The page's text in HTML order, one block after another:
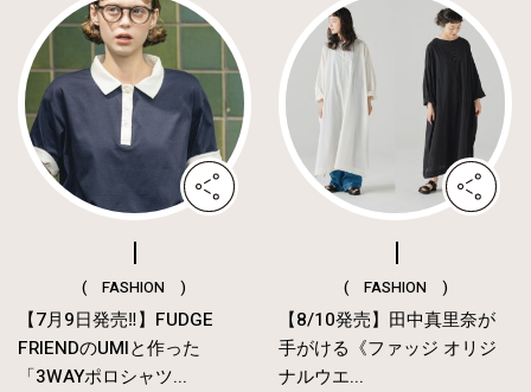
( FASHION )
【7月9日発売‼︎】FUDGE
FRIENDのUMIと作った
「3WAYポロシャツ...
( FASHION )
【8/10発売】田中真里奈が
手がける《ファッジ オリジ
ナルウエ...